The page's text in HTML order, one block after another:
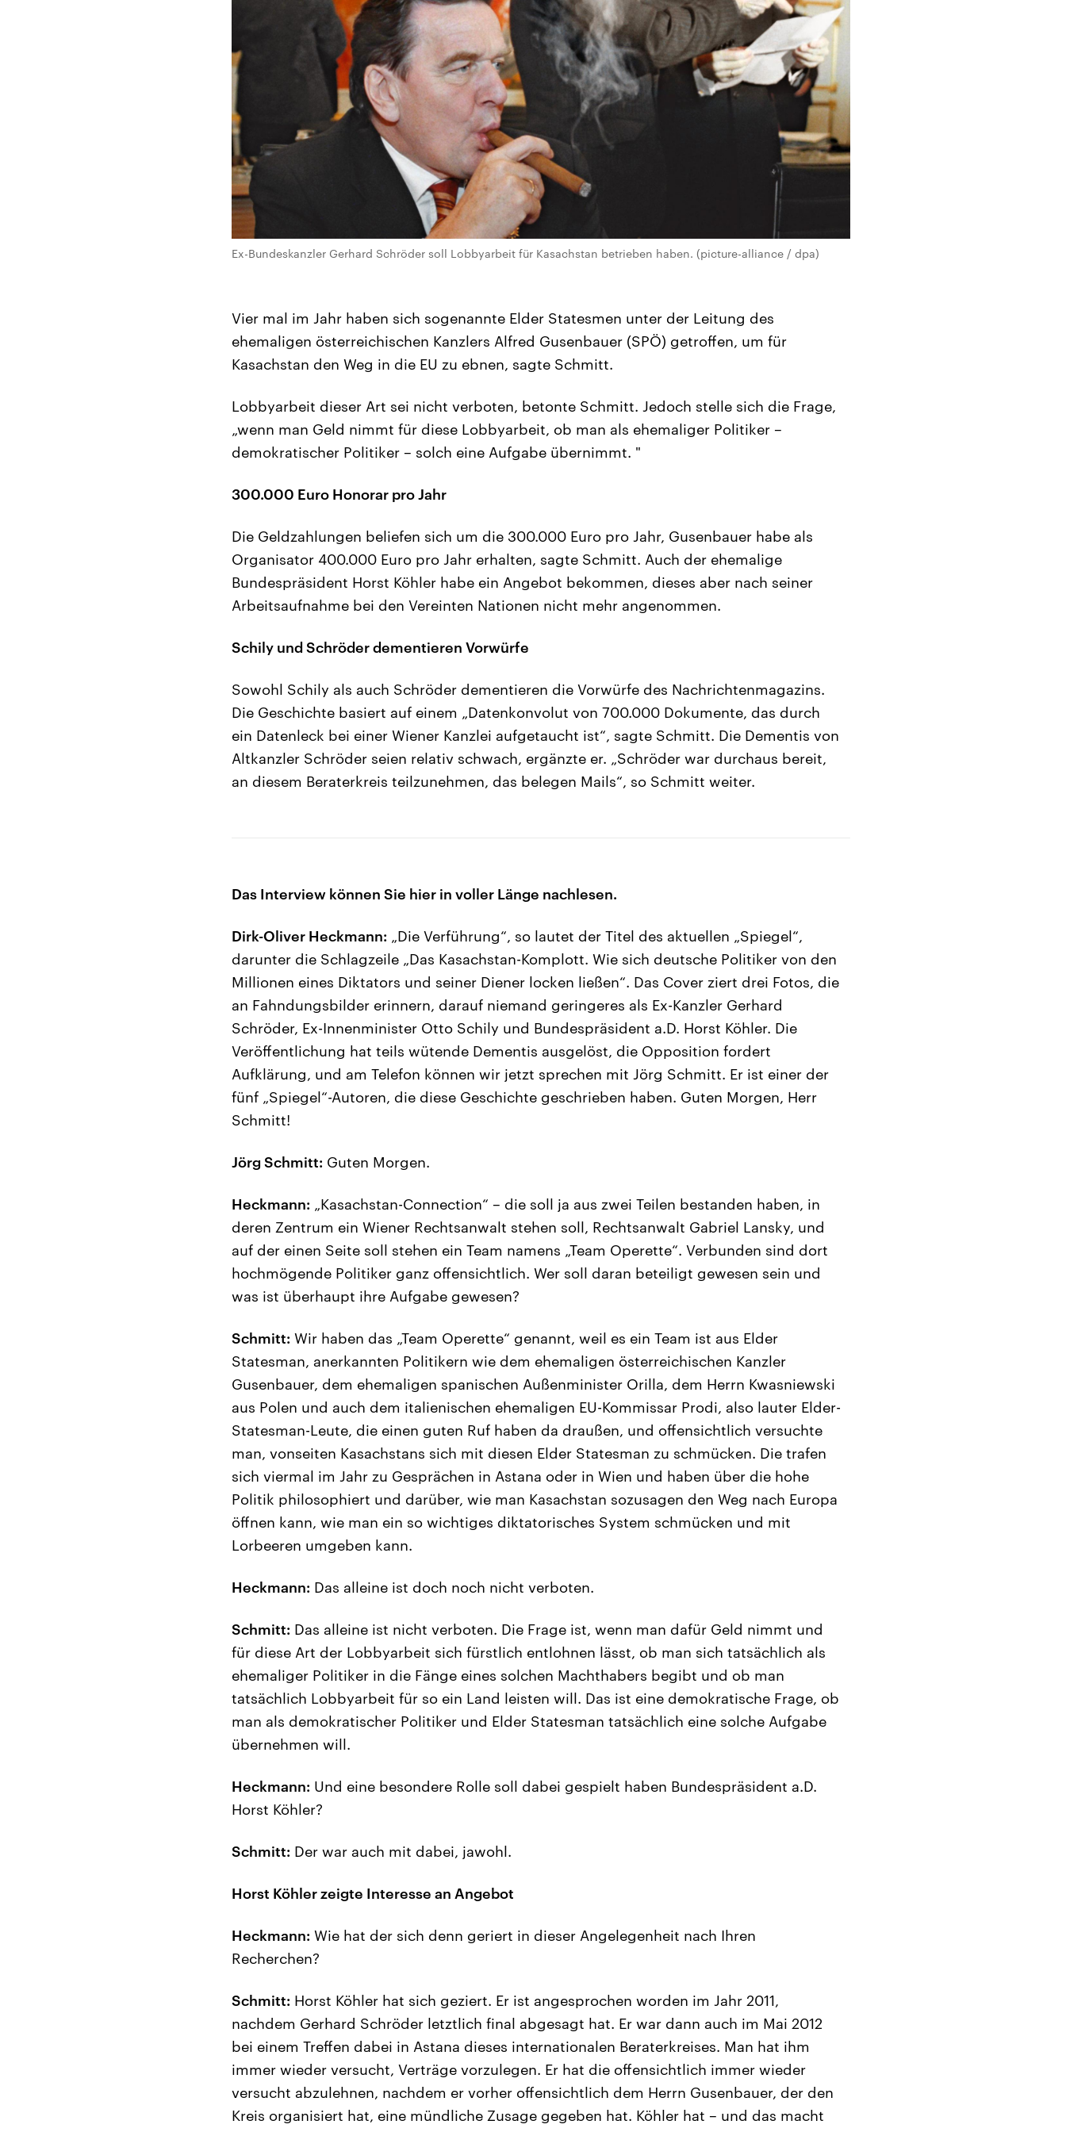
Ex-Bundeskanzler Gerhard Schröder soll Lobbyarbeit für Kasachstan betrieben haben. (picture-alliance / dpa)
Vier mal im Jahr haben sich sogenannte Elder Statesmen unter der Leitung des
ehemaligen österreichischen Kanzlers Alfred Gusenbauer (SPÖ) getroffen, um für
Kasachstan den Weg in die EU zu ebnen, sagte Schmitt.
Lobbyarbeit dieser Art sei nicht verboten, betonte Schmitt. Jedoch stelle sich die Frage,
„wenn man Geld nimmt für diese Lobbyarbeit, ob man als ehemaliger Politiker –
demokratischer Politiker – solch eine Aufgabe übernimmt. "
300.000 Euro Honorar pro Jahr
Die Geldzahlungen beliefen sich um die 300.000 Euro pro Jahr, Gusenbauer habe als
Organisator 400.000 Euro pro Jahr erhalten, sagte Schmitt. Auch der ehemalige
Bundespräsident Horst Köhler habe ein Angebot bekommen, dieses aber nach seiner
Arbeitsaufnahme bei den Vereinten Nationen nicht mehr angenommen.
Schily und Schröder dementieren Vorwürfe
Sowohl Schily als auch Schröder dementieren die Vorwürfe des Nachrichtenmagazins.
Die Geschichte basiert auf einem „Datenkonvolut von 700.000 Dokumente, das durch
ein Datenleck bei einer Wiener Kanzlei aufgetaucht ist“, sagte Schmitt. Die Dementis von
Altkanzler Schröder seien relativ schwach, ergänzte er. „Schröder war durchaus bereit,
an diesem Beraterkreis teilzunehmen, das belegen Mails“, so Schmitt weiter.
Das Interview können Sie hier in voller Länge nachlesen.
Dirk-Oliver Heckmann: „Die Verführung“, so lautet der Titel des aktuellen „Spiegel“,
darunter die Schlagzeile „Das Kasachstan-Komplott. Wie sich deutsche Politiker von den
Millionen eines Diktators und seiner Diener locken ließen“. Das Cover ziert drei Fotos, die
an Fahndungsbilder erinnern, darauf niemand geringeres als Ex-Kanzler Gerhard
Schröder, Ex-Innenminister Otto Schily und Bundespräsident a.D. Horst Köhler. Die
Veröffentlichung hat teils wütende Dementis ausgelöst, die Opposition fordert
Aufklärung, und am Telefon können wir jetzt sprechen mit Jörg Schmitt. Er ist einer der
fünf „Spiegel“-Autoren, die diese Geschichte geschrieben haben. Guten Morgen, Herr
Schmitt!
Jörg Schmitt: Guten Morgen.
Heckmann: „Kasachstan-Connection“ – die soll ja aus zwei Teilen bestanden haben, in
deren Zentrum ein Wiener Rechtsanwalt stehen soll, Rechtsanwalt Gabriel Lansky, und
auf der einen Seite soll stehen ein Team namens „Team Operette“. Verbunden sind dort
hochmögende Politiker ganz offensichtlich. Wer soll daran beteiligt gewesen sein und
was ist überhaupt ihre Aufgabe gewesen?
Schmitt: Wir haben das „Team Operette“ genannt, weil es ein Team ist aus Elder
Statesman, anerkannten Politikern wie dem ehemaligen österreichischen Kanzler
Gusenbauer, dem ehemaligen spanischen Außenminister Orilla, dem Herrn Kwasniewski
aus Polen und auch dem italienischen ehemaligen EU-Kommissar Prodi, also lauter Elder-
Statesman-Leute, die einen guten Ruf haben da draußen, und offensichtlich versuchte
man, vonseiten Kasachstans sich mit diesen Elder Statesman zu schmücken. Die trafen
sich viermal im Jahr zu Gesprächen in Astana oder in Wien und haben über die hohe
Politik philosophiert und darüber, wie man Kasachstan sozusagen den Weg nach Europa
öffnen kann, wie man ein so wichtiges diktatorisches System schmücken und mit
Lorbeeren umgeben kann.
Heckmann: Das alleine ist doch noch nicht verboten.
Schmitt: Das alleine ist nicht verboten. Die Frage ist, wenn man dafür Geld nimmt und
für diese Art der Lobbyarbeit sich fürstlich entlohnen lässt, ob man sich tatsächlich als
ehemaliger Politiker in die Fänge eines solchen Machthabers begibt und ob man
tatsächlich Lobbyarbeit für so ein Land leisten will. Das ist eine demokratische Frage, ob
man als demokratischer Politiker und Elder Statesman tatsächlich eine solche Aufgabe
übernehmen will.
Heckmann: Und eine besondere Rolle soll dabei gespielt haben Bundespräsident a.D.
Horst Köhler?
Schmitt: Der war auch mit dabei, jawohl.
Horst Köhler zeigte Interesse an Angebot
Heckmann: Wie hat der sich denn geriert in dieser Angelegenheit nach Ihren
Recherchen?
Schmitt: Horst Köhler hat sich geziert. Er ist angesprochen worden im Jahr 2011,
nachdem Gerhard Schröder letztlich final abgesagt hat. Er war dann auch im Mai 2012
bei einem Treffen dabei in Astana dieses internationalen Beraterkreises. Man hat ihm
immer wieder versucht, Verträge vorzulegen. Er hat die offensichtlich immer wieder
versucht abzulehnen, nachdem er vorher offensichtlich dem Herrn Gusenbauer, der den
Kreis organisiert hat, eine mündliche Zusage gegeben hat. Köhler hat – und das macht